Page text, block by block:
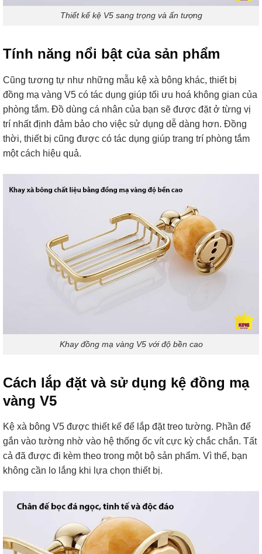
Thiết kế kệ V5 sang trọng và ấn tượng
Tính năng nổi bật của sản phẩm
Cũng tương tự như những mẫu kệ xà bông khác, thiết bị
đồng mạ vàng V5 có tác dụng giúp tối ưu hoá không gian của
phòng tắm. Đồ dùng cá nhân của bạn sẽ được đặt ở từng vị
trí nhất định đảm bảo cho việc sử dụng dễ dàng hơn. Đồng
thời, thiết bị cũng được có tác dụng giúp trang trí phòng tắm
một cách hiệu quả.
Khay đồng mạ vàng V5 với độ bền cao
Cách lắp đặt và sử dụng kệ đồng mạ
vàng V5
Kệ xà bông V5 được thiết kế để lắp đặt treo tường. Phần đế
gắn vào tường nhờ vào hệ thống ốc vít cực kỳ chắc chắn. Tất
cả đã được đi kèm theo trong một bộ sản phẩm. Vì thế, bạn
không cần lo lắng khi lựa chọn thiết bị.